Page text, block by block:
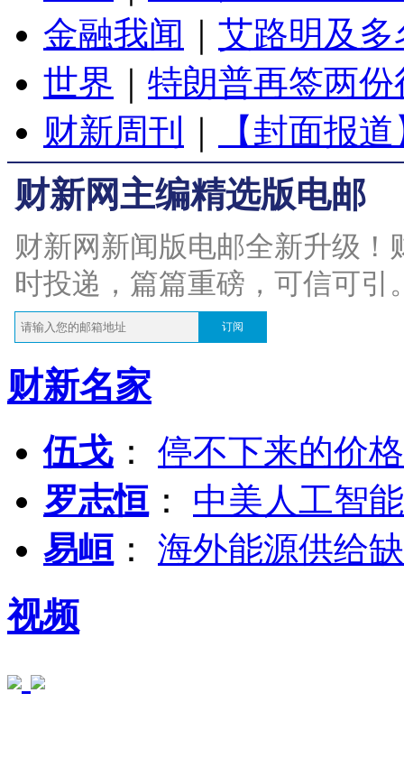
金融我闻
艾路明及
世界
特朗普再签两
财新周刊
【封面报
财新网主编精选版电邮
财新网新闻版电邮全新升级
时投递，篇篇重磅，可信可引
订阅
财新名家
伍戈 ： 停不下来的价
罗志恒 ： 中美人工智
易峘 ： 海外能源供给
视频